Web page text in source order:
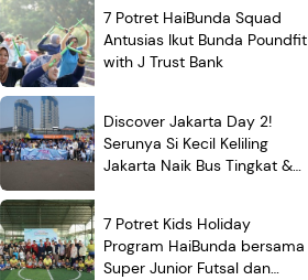
7 Potret HaiBunda Squad
Antusias Ikut Bunda Poundfit
with J Trust Bank
Discover Jakarta Day 2!
Serunya Si Kecil Keliling
Jakarta Naik Bus Tingkat &
7 Potret Kids Holiday
Program HaiBunda bersama
Super Junior Futsal dan